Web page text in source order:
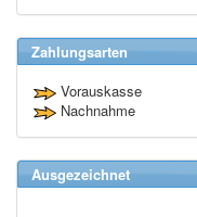
Zahlungsarten
Vorauskasse
Nachnahme
Ausgezeichnet